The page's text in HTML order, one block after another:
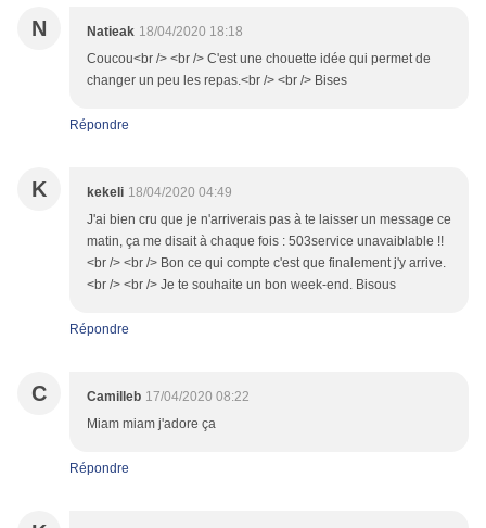
N Natieak 18/04/2020 18:18
Coucou<br /> <br /> C'est une chouette idée qui permet de
changer un peu les repas.<br /> <br /> Bises
Répondre
K kekeli 18/04/2020 04:49
J'ai bien cru que je n'arriverais pas à te laisser un message ce
matin, ça me disait à chaque fois : 503service unavaiblable !!
<br /> <br /> Bon ce qui compte c'est que finalement j'y arrive.
<br /> <br /> Je te souhaite un bon week-end. Bisous
Répondre
C Camilleb 17/04/2020 08:22
Miam miam j'adore ça
Répondre